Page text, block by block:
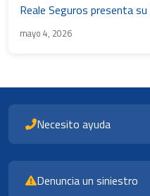
Reale Seguros presenta
mayo 4, 2026
Necesito ayuda
Denuncia un siniestro